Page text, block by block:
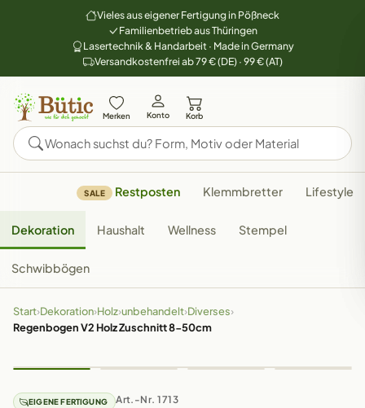
Vieles aus eigener Fertigung in Pößneck
Familienbetrieb aus Thüringen
Lasertechnik & Handarbeit · Made in Germany
Versandkostenfrei ab 79 € (DE) · 99 € (AT)
Merken Konto Korb
SALE Restposten Klemmbretter Lifestyle
Dekoration Haushalt Wellness Stempel
Schwibbögen
Start›Dekoration›Holz›unbehandelt›Diverses›
Regenbogen V2 Holz Zuschnitt 8-50cm
EIGENE FERTIGUNG Art.-Nr. 1713